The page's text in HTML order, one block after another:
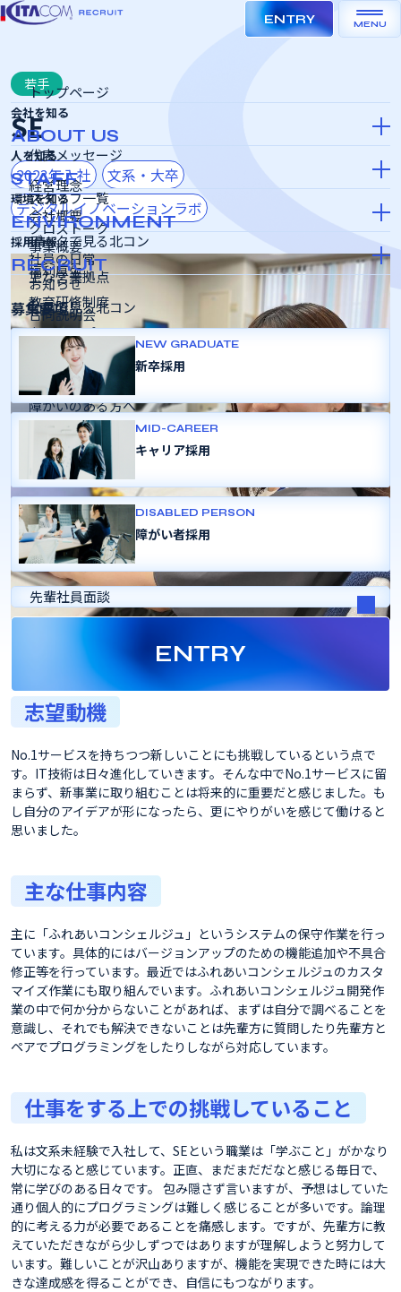
ENTRY MENU
トップページ
会社を知る
ABOUT US
代表メッセージ
経営理念
会社概要
事業概要
主な営業拠点
動画で見る北コン
人を知る
STAFF
スタッフ一覧
クロストーク
社員の日常
環境を知る
ENVIRONMENT
データで見る北コン
福利厚生
教育研修制度
キャリアパス
SDGSの取り組み
女性活躍推進
変革のあゆみ
採用情報
RECRUIT
お知らせ
合同説明会
インターンシップ＆キャリア
採用選考会
障がいのある方へ
よくある質問
採用パンフレット
募集要項
NEW GRADUATE
新卒採用
MID-CAREER
キャリア採用
DISABLED PERSON
障がい者採用
先輩社員面談
ENTRY
若手
SE
2023年入社
文系・大卒
デジタルイノベーションラボ
志望動機
No.1サービスを持ちつつ新しいことにも挑戦しているという点で
す。IT技術は日々進化していきます。そんな中でNo.1サービスに留
まらず、新事業に取り組むことは将来的に重要だと感じました。も
し自分のアイデアが形になったら、更にやりがいを感じて働けると
思いました。
主な仕事内容
主に「ふれあいコンシェルジュ」というシステムの保守作業を行っ
ています。具体的にはバージョンアップのための機能追加や不具合
修正等を行っています。最近ではふれあいコンシェルジュのカスタ
マイズ作業にも取り組んでいます。ふれあいコンシェルジュ開発作
業の中で何か分からないことがあれば、まずは自分で調べることを
意識し、それでも解決できないことは先輩方に質問したり先輩方と
ペアでプログラミングをしたりしながら対応しています。
仕事をする上での挑戦していること
私は文系未経験で入社して、SEという職業は「学ぶこと」がかなり
大切になると感じています。正直、まだまだだなと感じる毎日で、
常に学びのある日々です。 包み隠さず言いますが、予想はしていた
通り個人的にプログラミングは難しく感じることが多いです。論理
的に考える力が必要であることを痛感します。ですが、先輩方に教
えていただきながら少しずつではありますが理解しようと努力して
います。難しいことが沢山ありますが、機能を実現できた時には大
きな達成感を得ることができ、自信にもつながります。